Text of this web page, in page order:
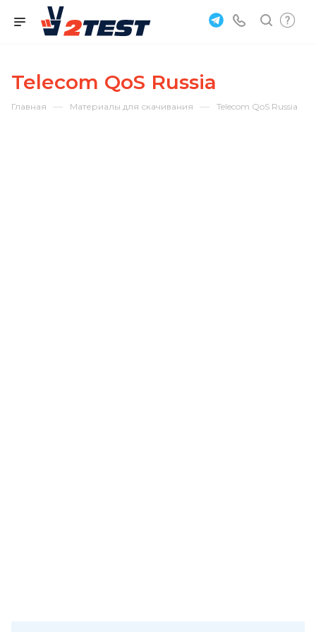
Telecom QoS Russia
Главная — Материалы для скачивания — Telecom QoS Russia